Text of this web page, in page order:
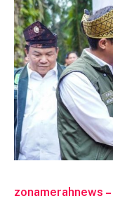
zonamerahnews –